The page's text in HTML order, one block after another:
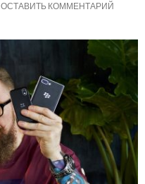
ОСТАВИТЬ КОММЕНТАРИЙ